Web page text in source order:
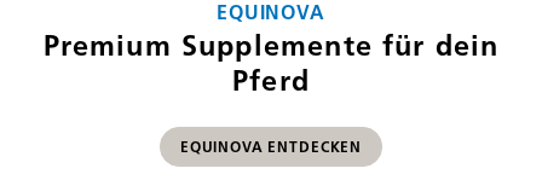
EQUINOVA
Premium Supplemente für dein
Pferd
EQUINOVA ENTDECKEN